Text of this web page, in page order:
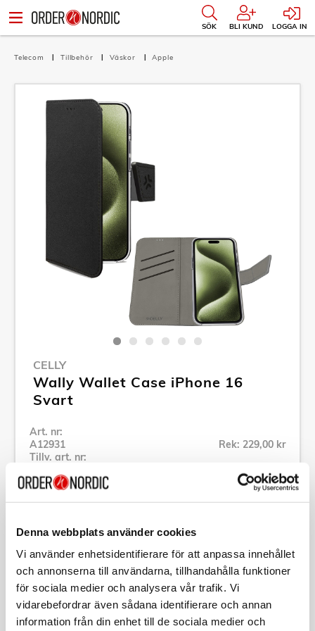
Denna webbplats använder cookies
Vi använder enhetsidentifierare för att anpassa innehållet
och annonserna till användarna, tillhandahålla funktioner
för sociala medier och analysera vår trafik. Vi
vidarebefordrar även sådana identifierare och annan
information från din enhet till de sociala medier och
SÖK BLI KUND LOGGA IN
Telecom Tillbehör Väskor Apple
CELLY
Wally Wallet Case iPhone 16
Svart
Art. nr:
A12931
Tillv. art. nr:
Rek: 229,00 kr
Se alla produkter inom Celly
Beskrivning
Art. nr:A12931